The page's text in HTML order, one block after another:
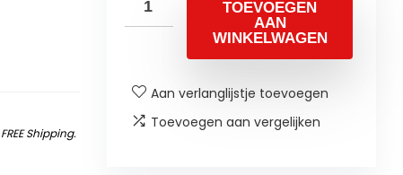
FREE Shipping.
TOEVOEGEN
AAN
WINKELWAGEN
Aan verlanglijstje toevoegen
Toevoegen aan vergelijken